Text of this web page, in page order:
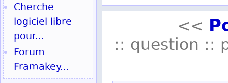
<<
:: question ::
Cherche
logiciel libre
pour...
Forum
Framakey...